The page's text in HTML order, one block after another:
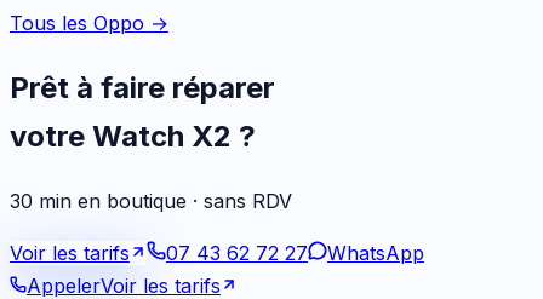
Tous les Oppo →
Prêt à faire réparer
votre Watch X2 ?
30 min en boutique · sans RDV
Voir les tarifs 07 43 62 72 27
WhatsApp
AppelerVoir les tarifs